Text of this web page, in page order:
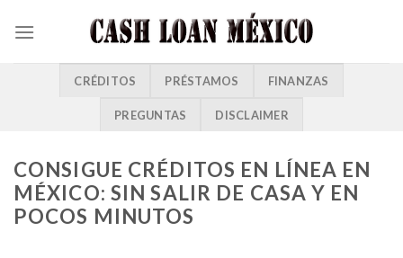
CRÉDITOS PRÉSTAMOS FINANZAS
PREGUNTAS DISCLAIMER
CONSIGUE CRÉDITOS EN LÍNEA EN
MÉXICO: SIN SALIR DE CASA Y EN
POCOS MINUTOS